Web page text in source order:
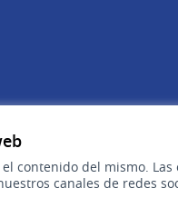
contenido del mismo.
canales de redes